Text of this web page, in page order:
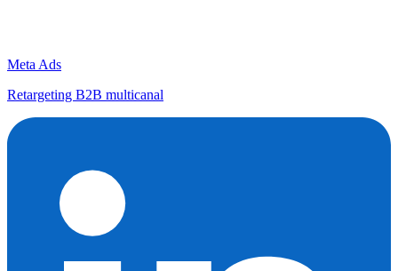
Meta Ads
Retargeting B2B multicanal